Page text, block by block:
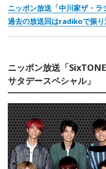
ニッポン放送「中川家ザ・ラ
過去の放送回はradikoで振り
ニッポン放送「
サタデースペシャル」